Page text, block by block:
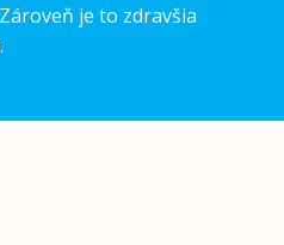
je to zdravšia